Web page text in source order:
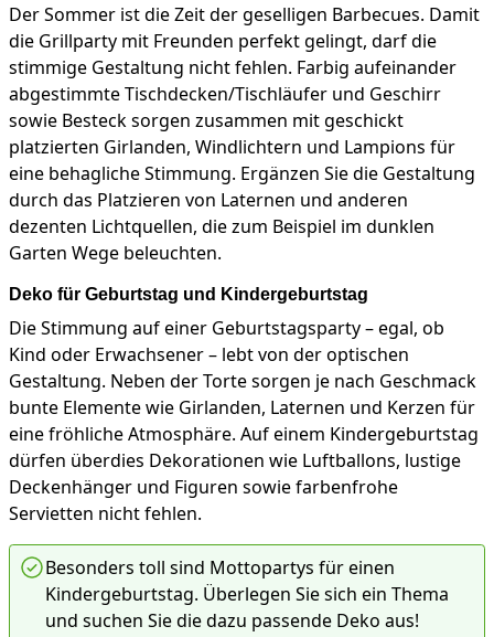
Der Sommer ist die Zeit der geselligen Barbecues. Damit
die Grillparty mit Freunden perfekt gelingt, darf die
stimmige Gestaltung nicht fehlen. Farbig aufeinander
abgestimmte Tischdecken/Tischläufer und Geschirr
sowie Besteck sorgen zusammen mit geschickt
platzierten Girlanden, Windlichtern und Lampions für
eine behagliche Stimmung. Ergänzen Sie die Gestaltung
durch das Platzieren von Laternen und anderen
dezenten Lichtquellen, die zum Beispiel im dunklen
Garten Wege beleuchten.
Deko für Geburtstag und Kindergeburtstag
Die Stimmung auf einer Geburtstagsparty – egal, ob
Kind oder Erwachsener – lebt von der optischen
Gestaltung. Neben der Torte sorgen je nach Geschmack
bunte Elemente wie Girlanden, Laternen und Kerzen für
eine fröhliche Atmosphäre. Auf einem Kindergeburtstag
dürfen überdies Dekorationen wie Luftballons, lustige
Deckenhänger und Figuren sowie farbenfrohe
Servietten nicht fehlen.
Besonders toll sind Mottopartys für einen
Kindergeburtstag. Überlegen Sie sich ein Thema
und suchen Sie die dazu passende Deko aus!